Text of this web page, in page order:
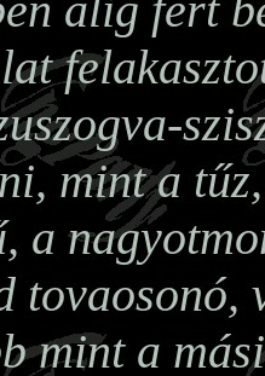
mint a
a
mint a